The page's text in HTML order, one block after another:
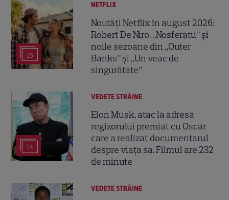
16
NETFLIX
Noutăți Netflix în august 2026:
Robert De Niro, „Nosferatu” și
noile sezoane din „Outer
Banks” și „Un veac de
singurătate”
14
VEDETE STRĂINE
Elon Musk, atac la adresa
regizorului premiat cu Oscar
care a realizat documentarul
despre viața sa. Filmul are 232
de minute
VEDETE STRĂINE